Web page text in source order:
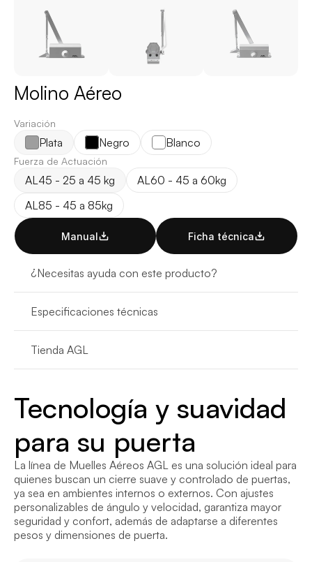
Molino Aéreo
Variación
Plata Negro Blanco
Fuerza de Actuación
AL45 - 25 a 45 kg
AL60 - 45 a 60kg
AL85 - 45 a 85kg
Manual Ficha técnica
¿Necesitas ayuda con este producto?
Especificaciones técnicas
Tienda AGL
Tecnología y suavidad
para su puerta
La línea de Muelles Aéreos AGL es una solución ideal para
quienes buscan un cierre suave y controlado de puertas,
ya sea en ambientes internos o externos. Con ajustes
personalizables de ángulo y velocidad, garantiza mayor
seguridad y confort, además de adaptarse a diferentes
pesos y dimensiones de puerta.